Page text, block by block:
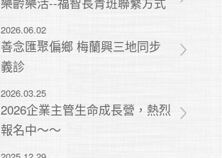
2026.06.02
善念匯聚偏鄉 梅蘭興三地同步
義診
2026.03.25
2026企業主管生命成長營，熱烈
報名中～～